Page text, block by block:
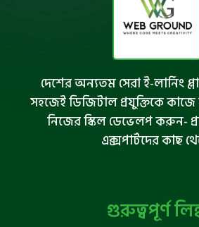
দেশের অন্যতম সেরা ই-লার্নিং
সহজেই ডিজিটাল প্রযুক্তিকে কাজে
নিজের স্কিল ডেভেলপ করুন-
এক্সপার্টদের কাছ
গুরুত্বপূর্ণ